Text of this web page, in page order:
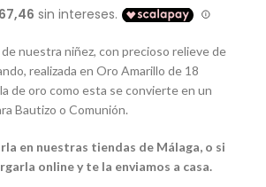
nuestra niñez, con precioso relieve de
realizada en Oro Amarillo de 18
de oro como esta se convierte en un
Bautizo o Comunión.
en nuestras tiendas de Málaga, o si
online y te la enviamos a casa.